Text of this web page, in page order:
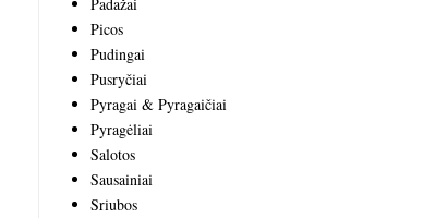
Picos
Pudingai
Pusryčiai
Pyragai & Pyragaičiai
Pyragėliai
Salotos
Sausainiai
Sriubos